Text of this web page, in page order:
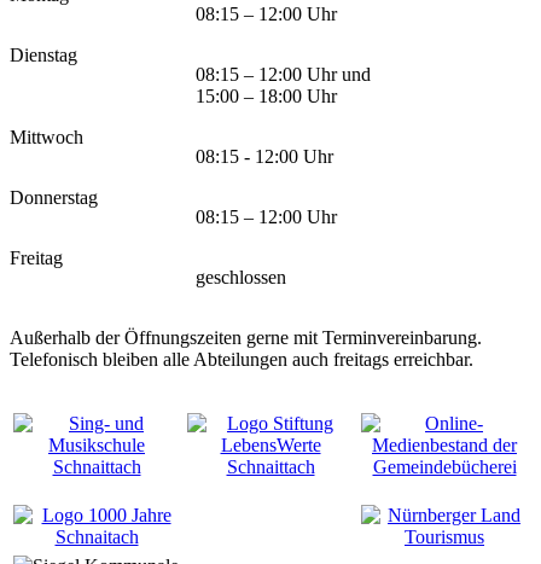
08:15 – 12:00 Uhr
Dienstag
08:15 – 12:00 Uhr und
15:00 – 18:00 Uhr
Mittwoch
08:15 - 12:00 Uhr
Donnerstag
08:15 – 12:00 Uhr
Freitag
geschlossen
Außerhalb der Öffnungszeiten gerne mit Terminvereinbarung.
Telefonisch bleiben alle Abteilungen auch freitags erreichbar.